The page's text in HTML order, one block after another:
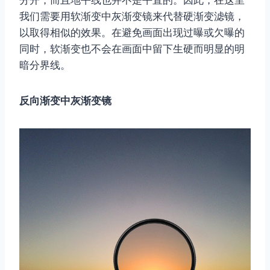
我们需要用软渐变中灰渐变镜来代替硬渐变滤镜，
以取得相似的效果。在避免画面出现过曝或欠曝的
同时，软渐变也不会在画面中留下生硬而明显的明
暗分界线。
反向渐变中灰渐变镜